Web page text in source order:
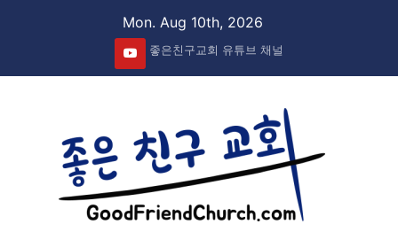
Mon. Aug 10th, 2026
좋은친구교회 유튜브 채널